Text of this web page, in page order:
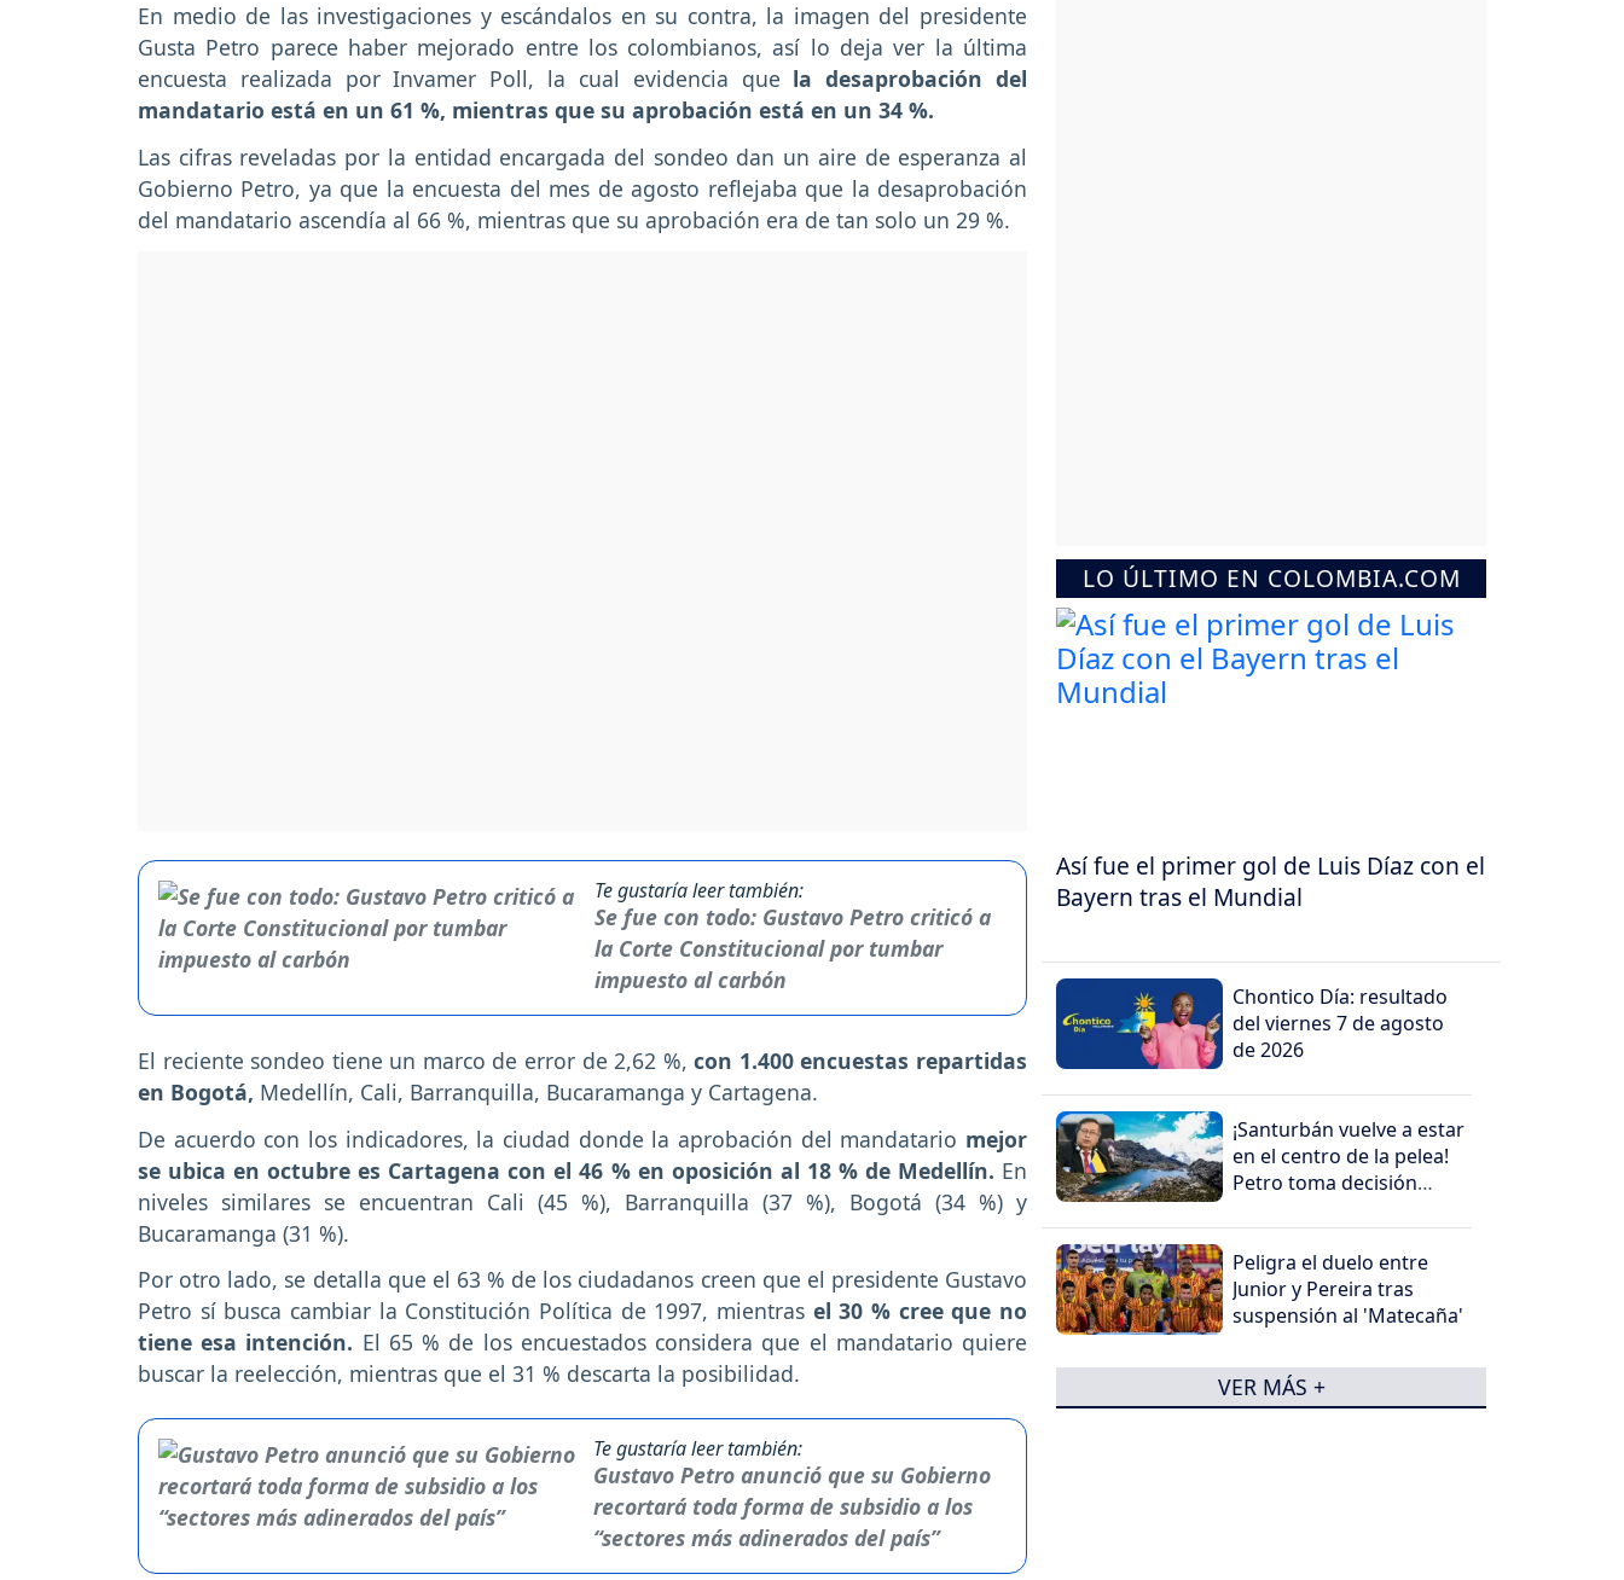
En medio de las investigaciones y escándalos en su contra, la imagen del presidente
Gusta Petro parece haber mejorado entre los colombianos, así lo deja ver la última
encuesta realizada por Invamer Poll, la cual evidencia que la desaprobación del
mandatario está en un 61 %, mientras que su aprobación está en un 34 %.
Las cifras reveladas por la entidad encargada del sondeo dan un aire de esperanza al
Gobierno Petro, ya que la encuesta del mes de agosto reflejaba que la desaprobación
del mandatario ascendía al 66 %, mientras que su aprobación era de tan solo un 29 %.
Te gustaría leer también:
Se fue con todo: Gustavo Petro criticó a
la Corte Constitucional por tumbar
impuesto al carbón
El reciente sondeo tiene un marco de error de 2,62 %, con 1.400 encuestas repartidas
en Bogotá, Medellín, Cali, Barranquilla, Bucaramanga y Cartagena.
De acuerdo con los indicadores, la ciudad donde la aprobación del mandatario mejor
se ubica en octubre es Cartagena con el 46 % en oposición al 18 % de Medellín. En
niveles similares se encuentran Cali (45 %), Barranquilla (37 %), Bogotá (34 %) y
Bucaramanga (31 %).
Por otro lado, se detalla que el 63 % de los ciudadanos creen que el presidente Gustavo
Petro sí busca cambiar la Constitución Política de 1997, mientras el 30 % cree que no
tiene esa intención. El 65 % de los encuestados considera que el mandatario quiere
buscar la reelección, mientras que el 31 % descarta la posibilidad.
Te gustaría leer también:
Gustavo Petro anunció que su Gobierno
recortará toda forma de subsidio a los
“sectores más adinerados del país”
LO ÚLTIMO EN COLOMBIA.COM
Así fue el primer gol de Luis Díaz con el
Bayern tras el Mundial
Chontico Día: resultado
del viernes 7 de agosto
de 2026
¡Santurbán vuelve a estar
en el centro de la pelea!
Petro toma decisión
Peligra el duelo entre
Junior y Pereira tras
suspensión al 'Matecaña'
VER MÁS +